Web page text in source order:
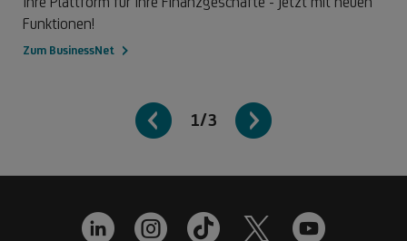
Funktionen!
Zum BusinessNet
1/3